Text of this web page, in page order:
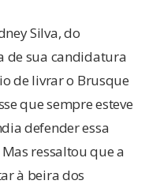
Silva, do
de sua candidatura
de livrar o Brusque
que sempre esteve
defender essa
ressaltou que a
à beira dos